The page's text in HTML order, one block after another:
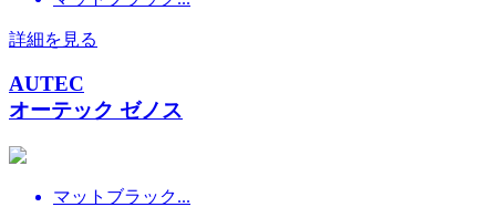
詳細を見る
AUTEC
オーテック ゼノス
マットブラック...